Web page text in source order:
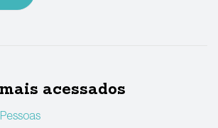
acessados
Pessoas